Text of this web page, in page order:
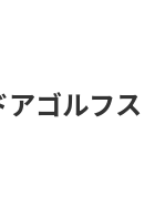
ゴルフス